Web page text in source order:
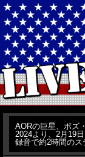
AORの巨星、ボズ
2024より、2月19
録音で約2時間のス